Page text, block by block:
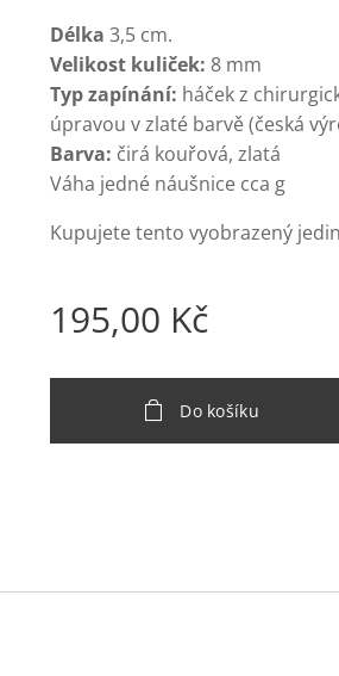
Délka 3,5 cm.
Velikost kuliček: 8 mm
Typ zapínání: háček z
úpravou v zlaté barvě (česká
Barva: čirá kouřová, zlatá
Váha jedné náušnice cca g
Kupujete tento vyobrazený
195,00 Kč
Do košíku